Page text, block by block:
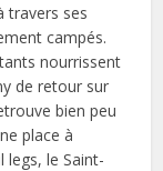
travers ses
campés.
nourrissent
de retour sur
bien peu
place à
legs, le Saint-